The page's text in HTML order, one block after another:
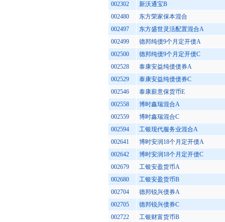
002302
新沃通宝B
002480
东方荣家保本混合
002497
东方盛世灵活配置混合A
002499
德邦纯债9个月定开债A
002500
德邦纯债9个月定开债C
002528
泰康安益纯债债券A
002529
泰康安益纯债债券C
002546
泰康薪意保货币E
002558
博时鑫瑞混合A
002559
博时鑫瑞混合C
002594
工银现代服务业混合A
002641
博时安润18个月定开债A
002642
博时安润18个月定开债C
002679
工银安盈货币A
002680
工银安盈货币B
002704
德邦锐兴债券A
002705
德邦锐兴债券C
002722
工银财富货币B